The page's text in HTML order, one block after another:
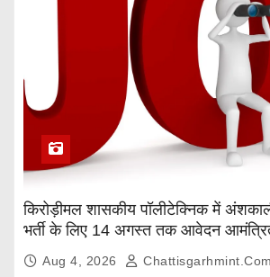
किरोड़ीमल शासकीय पॉलीटेक्निक में
भर्ती के लिए 14 अगस्त तक आवेदन
Aug 4, 2026 Chattisgarhmint.com